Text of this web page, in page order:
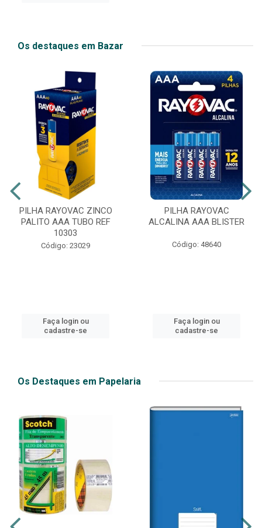
Os destaques em Bazar
PILHA RAYOVAC ZINCO
PALITO AAA TUBO REF
10303
Código: 23029
Faça login ou
cadastre-se
PILHA RAYOVAC
ALCALINA AAA BLISTER
Código: 48640
Faça login ou
cadastre-se
Os Destaques em Papelaria